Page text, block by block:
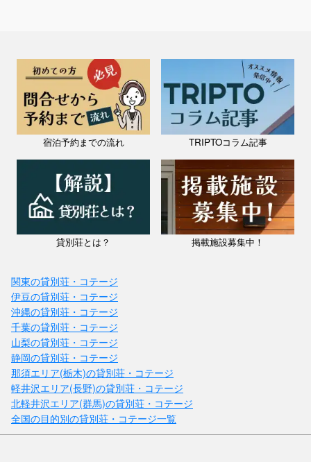
宿泊予約までの流れ TRIPTOコラム記事
貸別荘とは？ 掲載施設募集中！
関東の貸別荘・コテージ
伊豆の貸別荘・コテージ
沖縄の貸別荘・コテージ
千葉の貸別荘・コテージ
山梨の貸別荘・コテージ
静岡の貸別荘・コテージ
那須エリア(栃木)の貸別荘・コテージ
軽井沢エリア(長野)の貸別荘・コテージ
北軽井沢エリア(群馬)の貸別荘・コテージ
全国の目的別の貸別荘・コテージ一覧